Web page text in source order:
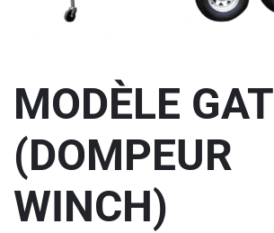
MODÈLE GAT
(DOMPEUR
WINCH)